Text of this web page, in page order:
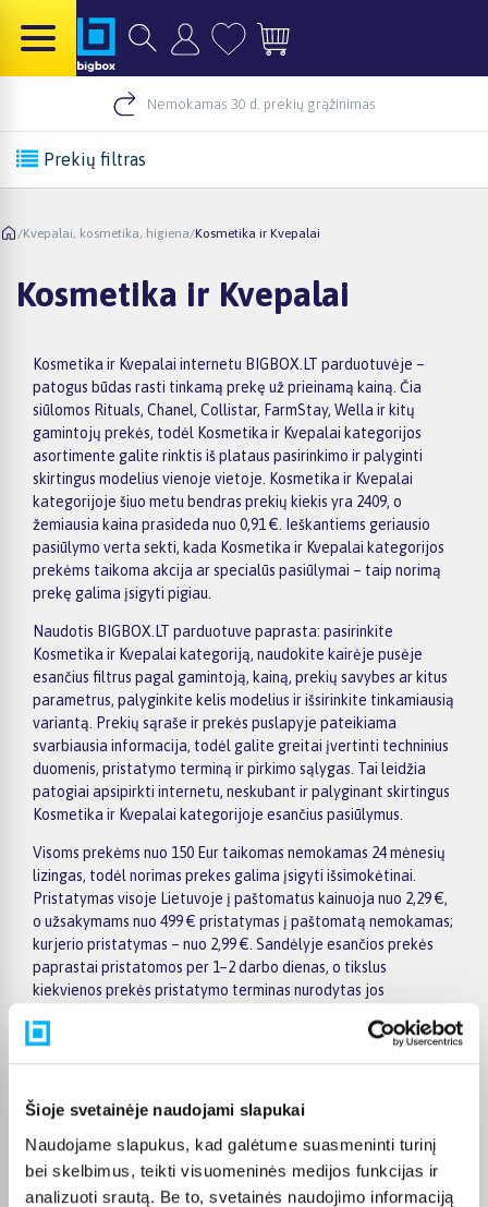
Šioje svetainėje naudojami slapukai
Naudojame slapukus, kad galėtume suasmeninti turinį
bei skelbimus, teikti visuomeninės medijos funkcijas ir
analizuoti srautą. Be to, svetainės naudojimo informaciją
Nemokamas 30 d. prekių grąžinimas
Prekių filtras
/Kvepalai, kosmetika, higiena/Kosmetika ir Kvepalai
Kosmetika ir Kvepalai
Kosmetika ir Kvepalai internetu BIGBOX.LT parduotuvėje –
patogus būdas rasti tinkamą prekę už prieinamą kainą. Čia
siūlomos Rituals, Chanel, Collistar, FarmStay, Wella ir kitų
gamintojų prekės, todėl Kosmetika ir Kvepalai kategorijos
asortimente galite rinktis iš plataus pasirinkimo ir palyginti
skirtingus modelius vienoje vietoje. Kosmetika ir Kvepalai
kategorijoje šiuo metu bendras prekių kiekis yra 2409, o
žemiausia kaina prasideda nuo 0,91 €. Ieškantiems geriausio
pasiūlymo verta sekti, kada Kosmetika ir Kvepalai kategorijos
prekėms taikoma akcija ar specialūs pasiūlymai – taip norimą
prekę galima įsigyti pigiau.
Naudotis BIGBOX.LT parduotuve paprasta: pasirinkite
Kosmetika ir Kvepalai kategoriją, naudokite kairėje pusėje
esančius filtrus pagal gamintoją, kainą, prekių savybes ar kitus
parametrus, palyginkite kelis modelius ir išsirinkite tinkamiausią
variantą. Prekių sąraše ir prekės puslapyje pateikiama
svarbiausia informacija, todėl galite greitai įvertinti techninius
duomenis, pristatymo terminą ir pirkimo sąlygas. Tai leidžia
patogiai apsipirkti internetu, neskubant ir palyginant skirtingus
Kosmetika ir Kvepalai kategorijoje esančius pasiūlymus.
Visoms prekėms nuo 150 Eur taikomas nemokamas 24 mėnesių
lizingas, todėl norimas prekes galima įsigyti išsimokėtinai.
Pristatymas visoje Lietuvoje į paštomatus kainuoja nuo 2,29 €,
o užsakymams nuo 499 € pristatymas į paštomatą nemokamas;
kurjerio pristatymas – nuo 2,99 €. Sandėlyje esančios prekės
paprastai pristatomos per 1–2 darbo dienas, o tikslus
kiekvienos prekės pristatymo terminas nurodytas jos
Tinkamą prekę iš Kosmetika ir Kvepalai kategorijos
užsakymą atsiimti patys, atitinkamai pažymėtas prekes
galėsite atsiimti mūsų biure Kaune.